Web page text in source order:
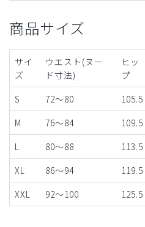
商品サイズ
サイ
ズ
ウエスト(ヌー
ド寸法)
ヒッ
プ
S 72～80 105.5
M
76〜84 109.5
L
80～88 113.5
XL
86～94 119.5
XXL
92～100 125.5